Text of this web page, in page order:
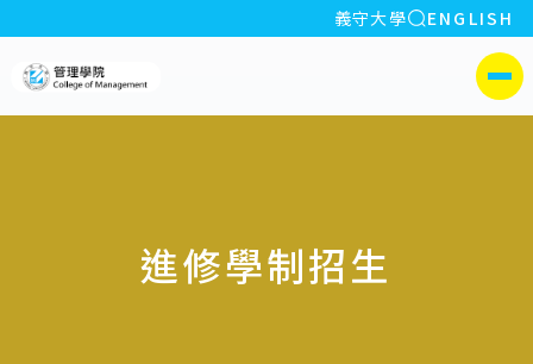
:::
義守大學 全站搜索
ENGLISH
側選單
進修學制招生